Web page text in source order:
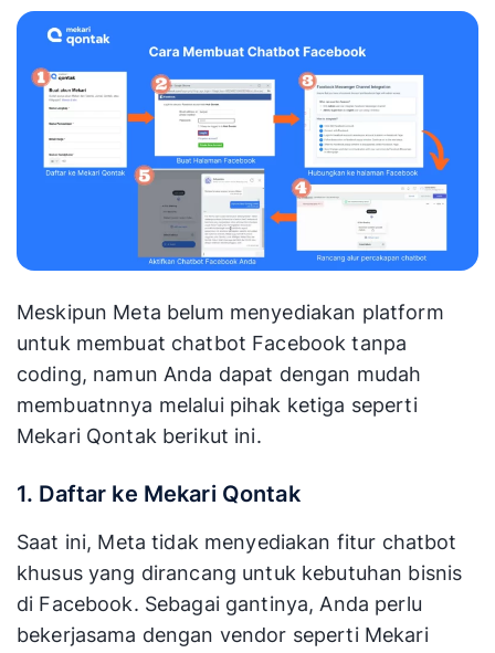
Meskipun Meta belum menyediakan platform
untuk membuat chatbot Facebook tanpa
coding, namun Anda dapat dengan mudah
membuatnnya melalui pihak ketiga seperti
Mekari Qontak berikut ini.
1. Daftar ke Mekari Qontak
Saat ini, Meta tidak menyediakan fitur chatbot
khusus yang dirancang untuk kebutuhan bisnis
di Facebook. Sebagai gantinya, Anda perlu
bekerjasama dengan vendor seperti Mekari